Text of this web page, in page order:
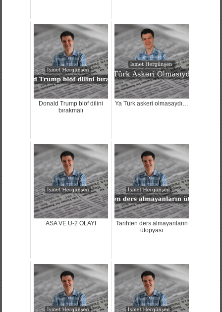
Donald Trump blöf dilini
bırakmalı
Ya Türk askeri olmasaydı…
ASA VE U-2 OLAYI
Tarihten ders almayanların
ütopyası